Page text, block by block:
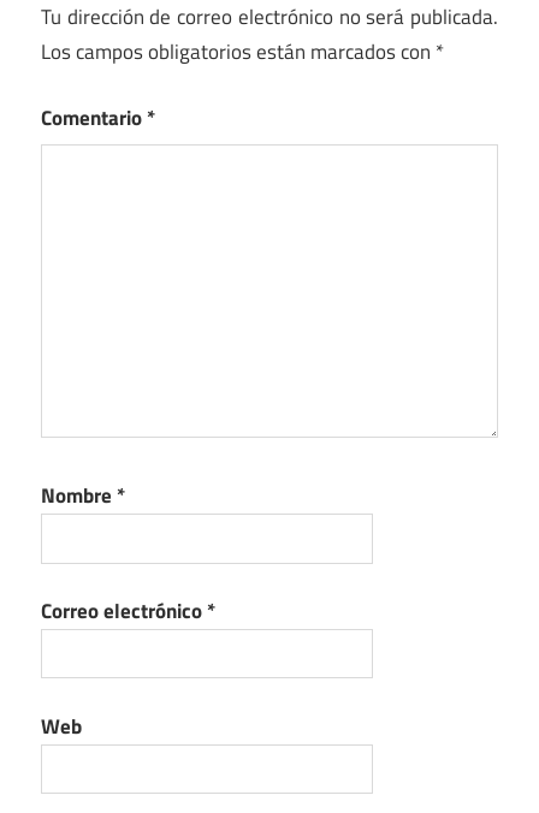
Tu dirección de correo electrónico no será publicada.
Los campos obligatorios están marcados con *
Comentario*
Nombre *
Correo electrónico*
Web